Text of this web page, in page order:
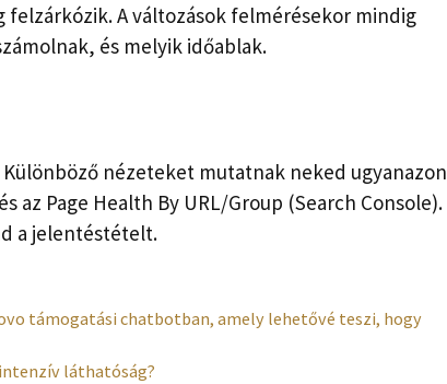
felzárkózik. A változások felmérésekor mindig
és melyik időablak.
nézeteket mutatnak neked ugyanazon
az Page Health By URL/Group (Search Console).
a jelentéstételt.
támogatási chatbotban, amely lehetővé teszi, hogy
láthatóság?